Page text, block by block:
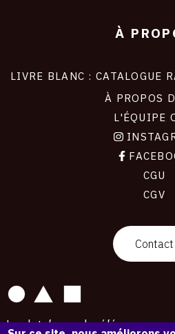
À
LIVRE BLANC : CATALOGUE
À PROPOS
L'ÉQUIPE
CGU
CGV
Contact
La plateforme de référence pour